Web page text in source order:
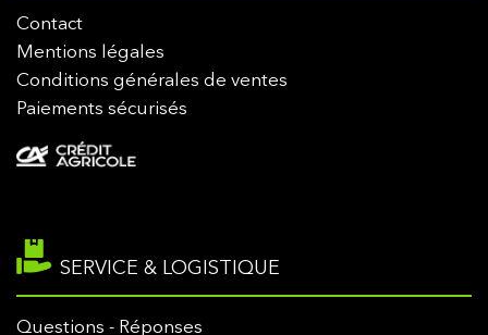
Contact
Mentions légales
Conditions générales de ventes
Paiements sécurisés
SERVICE & LOGISTIQUE
Questions - Réponses